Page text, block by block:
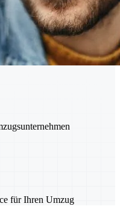
für Ihren Umzug